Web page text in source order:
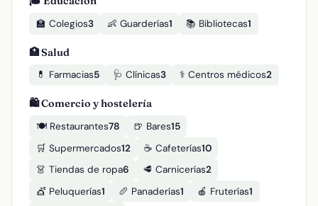
🏫 Colegios3 👶 Guarderías1 📚 Bibliotecas1
🏥 Salud
💊 Farmacias5 🩺 Clínicas3 ⚕️ Centros médicos2
🛍️ Comercio y hostelería
🍽️ Restaurantes78 🍺 Bares15
🛒 Supermercados12 ☕ Cafeterías10
👗 Tiendas de ropa6 🥩 Carnicerías2
💇 Peluquerías1 🥖 Panaderías1 🍎 Fruterías1